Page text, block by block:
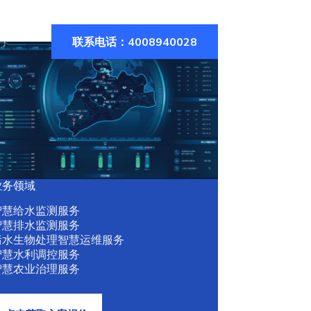
联系电话：4008940028
务领域
慧给水监测服务
慧排水监测服务
水生物处理智慧运维服务
慧水利调控服务
慧农业治理服务